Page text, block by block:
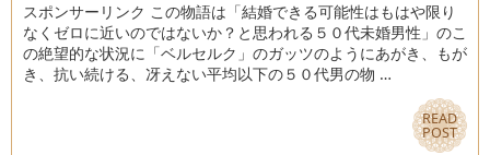
スポンサーリンク この物語は「結婚できる可能性はもはや限り
なくゼロに近いのではないか？と思われる５０代未婚男性」のこ
の絶望的な状況に「ベルセルク」のガッツのようにあがき、もが
き、抗い続ける、冴えない平均以下の５０代男の物 …
READ
POST
READ
POST